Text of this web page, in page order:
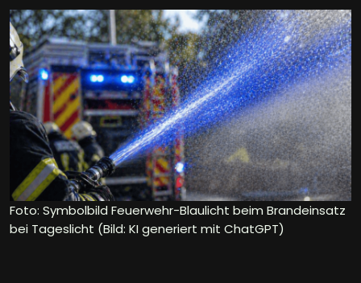
Foto: Symbolbild Feuerwehr-Blaulicht beim Brandeinsatz
bei Tageslicht (Bild: KI generiert mit ChatGPT)